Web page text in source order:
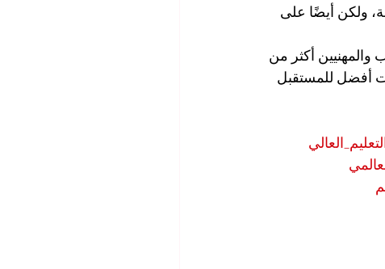
ولكن أيضًا على
والمهنيين أكثر من
أفضل للمستقبل